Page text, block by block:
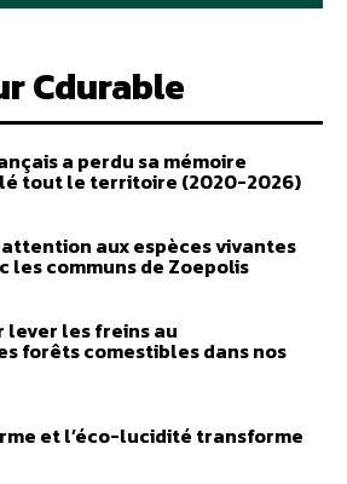
Cdurable
a perdu sa mémoire
tout le territoire (2020-2026)
aux espèces vivantes
les communs de Zoepolis
lever les freins au
forêts comestibles dans nos
et l’éco-lucidité transforme